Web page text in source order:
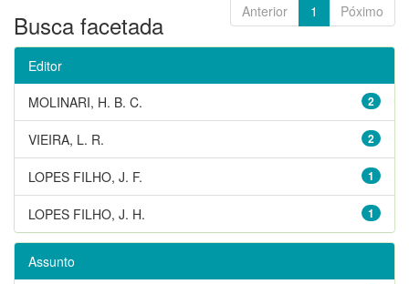
Anterior 1 Póximo
Busca facetada
Editor
2
MOLINARI, H. B. C.
2
VIEIRA, L. R.
1
LOPES FILHO, J. F.
1
LOPES FILHO, J. H.
Assunto